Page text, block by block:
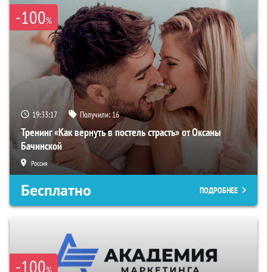
-100%
19:33:16 Получили:16
Тренинг «Как вернуть в постель страсть» от Оксаны
Бачинской
Россия
Бесплатно ПОДРОБНЕЕ
-100